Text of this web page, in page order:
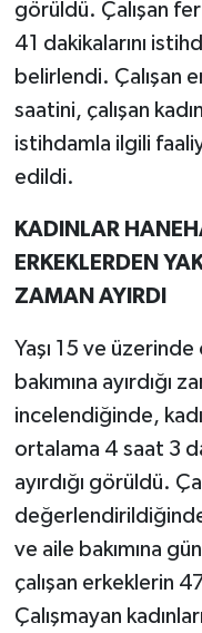
görüldü. Çalışan
41 dakikalarını
belirlendi. Çalışan
saatini, çalışan
istihdamla ilgili
edildi.
KADINLAR
ERKEKLERDEN
ZAMAN AYIRDI
Yaşı 15 ve
bakımına ayırdığı
incelendiğinde,
ortalama 4 saat 3
ayırdığı görüldü.
değerlendirildiğinde;
ve aile bakımına
çalışan erkeklerin
Çalışmayan